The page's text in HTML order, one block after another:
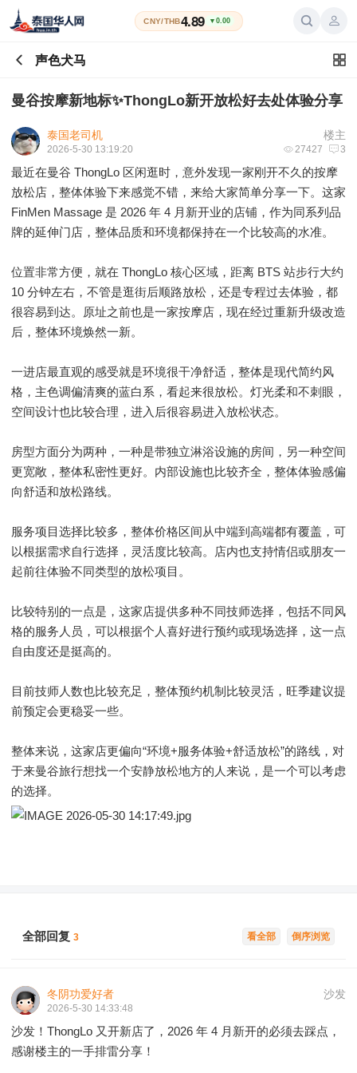
CNY/THB4.89 ▼0.00
声色犬马
曼谷按摩新地标✨ThongLo新开放松好去处体验分享
楼主
泰国老司机
27427 3
2026-5-30 13:19:20
最近在曼谷 ThongLo 区闲逛时，意外发现一家刚开不久的按摩
放松店，整体体验下来感觉不错，来给大家简单分享一下。这家
FinMen Massage 是 2026 年 4 月新开业的店铺，作为同系列品
牌的延伸门店，整体品质和环境都保持在一个比较高的水准。
位置非常方便，就在 ThongLo 核心区域，距离 BTS 站步行大约
10 分钟左右，不管是逛街后顺路放松，还是专程过去体验，都
很容易到达。原址之前也是一家按摩店，现在经过重新升级改造
后，整体环境焕然一新。
一进店最直观的感受就是环境很干净舒适，整体是现代简约风
格，主色调偏清爽的蓝白系，看起来很放松。灯光柔和不刺眼，
空间设计也比较合理，进入后很容易进入放松状态。
房型方面分为两种，一种是带独立淋浴设施的房间，另一种空间
更宽敞，整体私密性更好。内部设施也比较齐全，整体体验感偏
向舒适和放松路线。
服务项目选择比较多，整体价格区间从中端到高端都有覆盖，可
以根据需求自行选择，灵活度比较高。店内也支持情侣或朋友一
起前往体验不同类型的放松项目。
比较特别的一点是，这家店提供多种不同技师选择，包括不同风
格的服务人员，可以根据个人喜好进行预约或现场选择，这一点
自由度还是挺高的。
目前技师人数也比较充足，整体预约机制比较灵活，旺季建议提
前预定会更稳妥一些。
整体来说，这家店更偏向“环境+服务体验+舒适放松”的路线，对
于来曼谷旅行想找一个安静放松地方的人来说，是一个可以考虑
的选择。
倒序浏览
看全部
全部回复 3
沙发
冬阴功爱好者
2026-5-30 14:33:48
沙发！ThongLo 又开新店了，2026 年 4 月新开的必须去踩点，
感谢楼主的一手排雷分享！